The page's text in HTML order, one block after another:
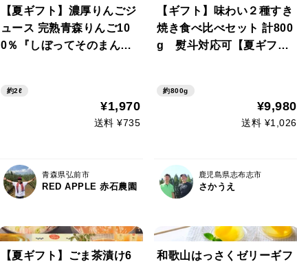
【夏ギフト】濃厚りんごジ
ュース 完熟青森りんご10
0％『しぼってそのまん
約2ℓ
¥1,970
送料 ¥735
青森県弘前市
RED APPLE 赤石農園
【ギフト】味わい２種すき
焼き食べ比べセット 計800
g 熨斗対応可【夏ギフ
約800g
¥9,980
送料 ¥1,026
鹿児島県志布志市
さかうえ
【夏ギフト】ごま茶漬け6
和歌山はっさくゼリーギフ